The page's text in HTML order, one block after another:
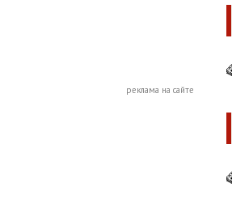
реклама на сайте